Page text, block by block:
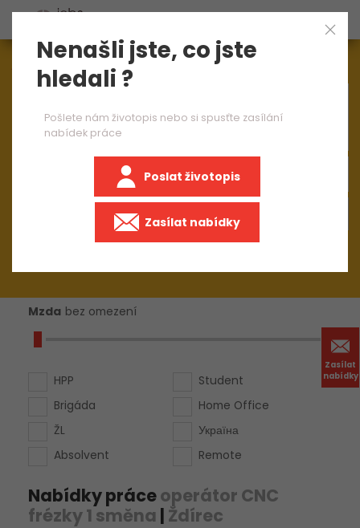
Zasílat
nabídky
Aktuálně1545nabídek práce
Mzda bez omezení
HPP
Brigáda
ŽL
Absolvent
Student
Home Office
Україна
Remote
Nabídky práceoperátor CNC
frézky 1 směna | Ždírec
Nenašli jste, co jste
hledali ?
Pošlete nám životopis nebo si spusťte zasílání
nabídek práce
Poslat životopis
Zasílat nabídky